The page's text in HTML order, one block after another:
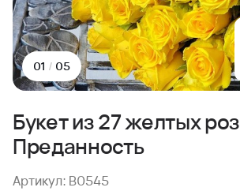
01 / 05
Букет из 27 желтых роз
Преданность
Артикул: B0545